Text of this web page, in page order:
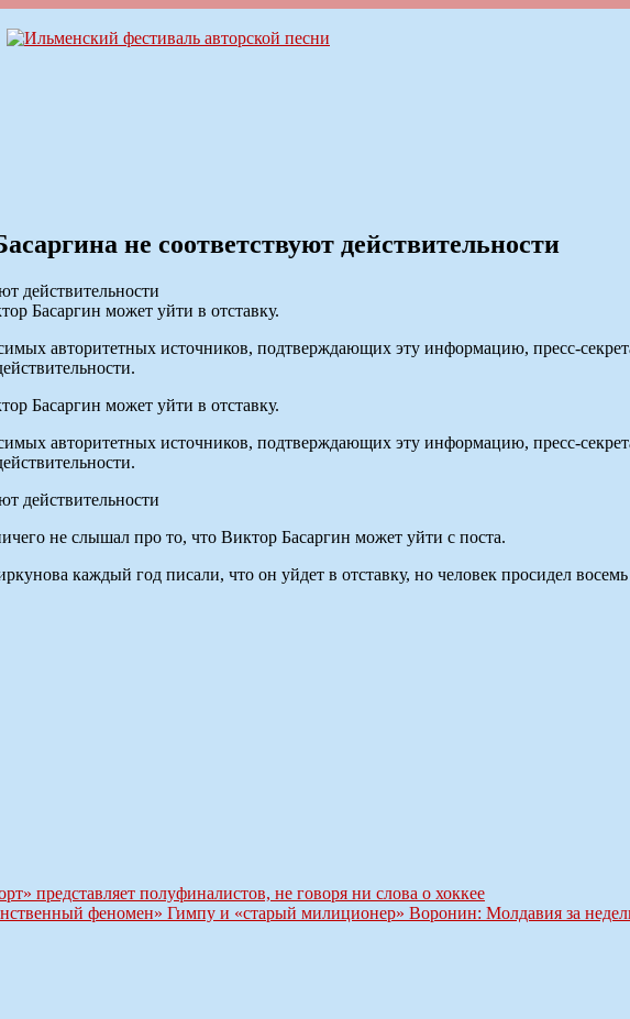
не соответствуют действительности
Басаргин может уйти в отставку.
авторитетных источников, подтверждающих эту информацию, пресс-
Басаргин может уйти в отставку.
авторитетных источников, подтверждающих эту информацию, пресс-
не слышал про то, что Виктор Басаргин может уйти с поста.
каждый год писали, что он уйдет в отставку, но человек просидел
представляет полуфиналистов, не говоря ни слова о хоккее
феномен» Гимпу и «старый милиционер» Воронин: Молдавия за